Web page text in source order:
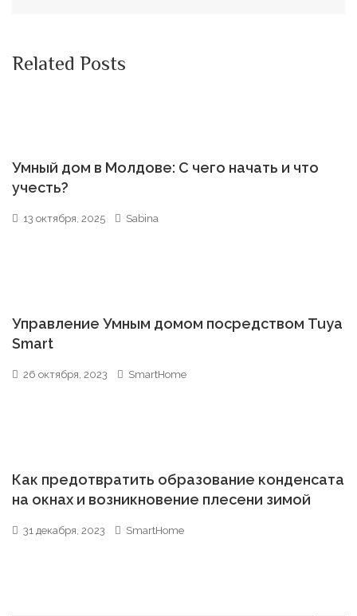
Related Posts
Умный дом в Молдове: С чего начать и что
учесть?
13 октября, 2025 Sabina
Управление Умным домом посредством Tuya
Smart
26 октября, 2023 SmartHome
Как предотвратить образование конденсата
на окнах и возникновение плесени зимой
31 декабря, 2023 SmartHome